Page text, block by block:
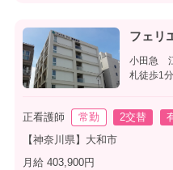
フェリ
小田急
札徒歩1分
正看護師 常勤 2交替
【神奈川県】大和市
月給 403,900円